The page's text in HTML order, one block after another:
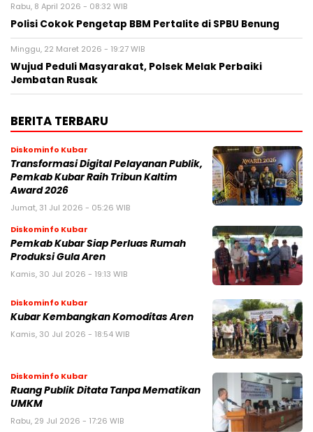
Rabu, 8 April 2026 - 08:32 WIB
Polisi Cokok Pengetap BBM Pertalite di SPBU Benung
Minggu, 22 Maret 2026 - 19:27 WIB
Wujud Peduli Masyarakat, Polsek Melak Perbaiki
Jembatan Rusak
BERITA TERBARU
Diskominfo Kubar
Transformasi Digital Pelayanan Publik,
Pemkab Kubar Raih Tribun Kaltim
Award 2026
Jumat, 31 Jul 2026 - 05:26 WIB
Diskominfo Kubar
Pemkab Kubar Siap Perluas Rumah
Produksi Gula Aren
Kamis, 30 Jul 2026 - 19:13 WIB
Diskominfo Kubar
Kubar Kembangkan Komoditas Aren
Kamis, 30 Jul 2026 - 18:54 WIB
Diskominfo Kubar
Ruang Publik Ditata Tanpa Mematikan
UMKM
Rabu, 29 Jul 2026 - 17:26 WIB